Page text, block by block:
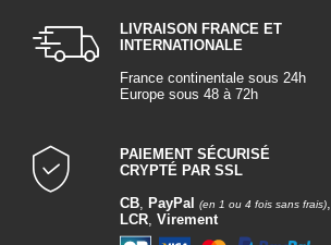
LIVRAISON FRANCE ET
INTERNATIONALE
France continentale sous 24h
Europe sous 48 à 72h
PAIEMENT SÉCURISÉ
CRYPTÉ PAR SSL
CB, PayPal (en 1 ou 4 fois sans frais),
LCR, Virement